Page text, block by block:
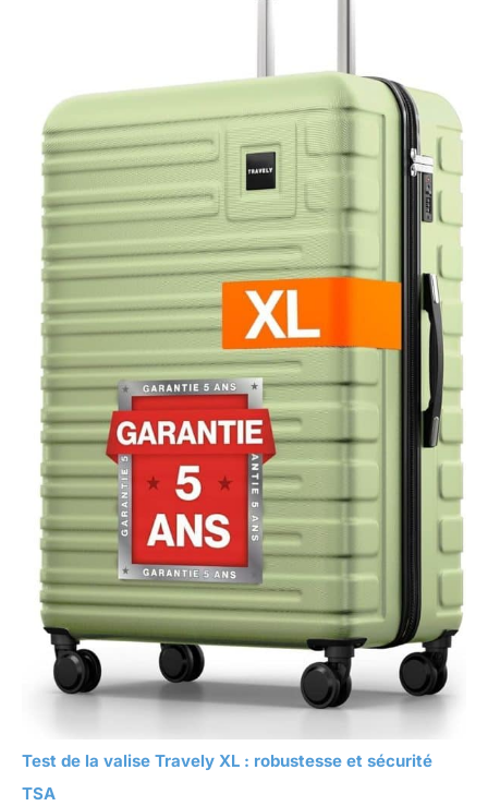
Test de la valise Travely XL : robustesse et sécurité
TSA